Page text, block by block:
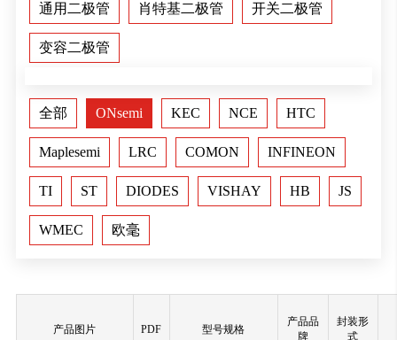
通用二极管 肖特基二极管 开关二极管
变容二极管
全部 ONsemi KEC NCE HTC
Maplesemi LRC COMON INFINEON
TI ST DIODES VISHAY HB JS
WMEC 欧毫
产品图片 PDF 型号规格
产品品
牌
封装形
式